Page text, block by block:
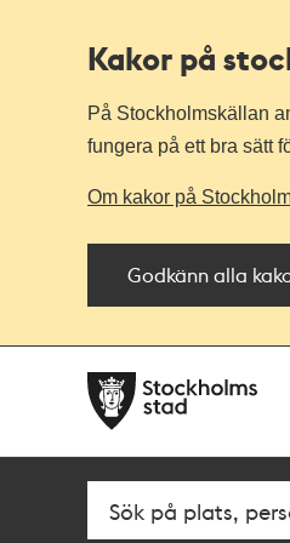
Kakor på
På Stockholmskällan
fungera på ett bra sätt
Om kakor på
Godkänn alla
navigationen
huvudinnehållet
Fritextsök